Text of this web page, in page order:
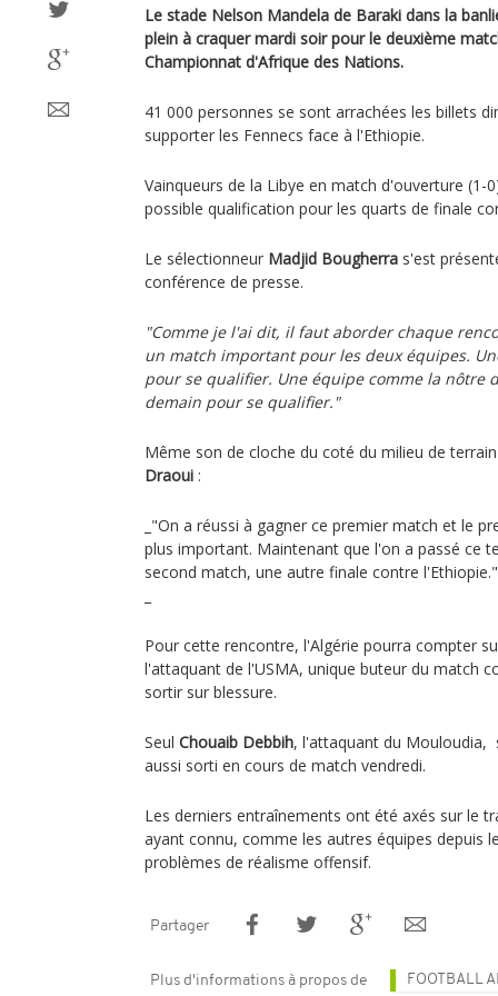
Le stade Nelson Mandela de Baraki dans la
plein à craquer mardi soir pour le deuxième
Championnat d'Afrique des Nations.
41 000 personnes se sont arrachées les billets
supporter les Fennecs face à l'Ethiopie.
Vainqueurs de la Libye en match d'ouverture (1-
possible qualification pour les quarts de finale
Le sélectionneur Madjid Bougherra s'est
conférence de presse.
"Comme je l'ai dit, il faut aborder chaque
un match important pour les deux équipes.
pour se qualifier. Une équipe comme la nôtre
demain pour se qualifier."
Même son de cloche du coté du milieu de
Draoui :
_"On a réussi à gagner ce premier match et le
plus important. Maintenant que l'on a passé ce
second match, une autre finale contre l'Ethiopie."
Pour cette rencontre, l'Algérie pourra compter
l'attaquant de l'USMA, unique buteur du match
sortir sur blessure.
Seul Chouaib Debbih, l'attaquant du Mouloudia,
aussi sorti en cours de match vendredi.
Les derniers entraînements ont été axés sur le
ayant connu, comme les autres équipes depuis
problèmes de réalisme offensif.
Partager
Plus d'informations à propos de FOOTBALL